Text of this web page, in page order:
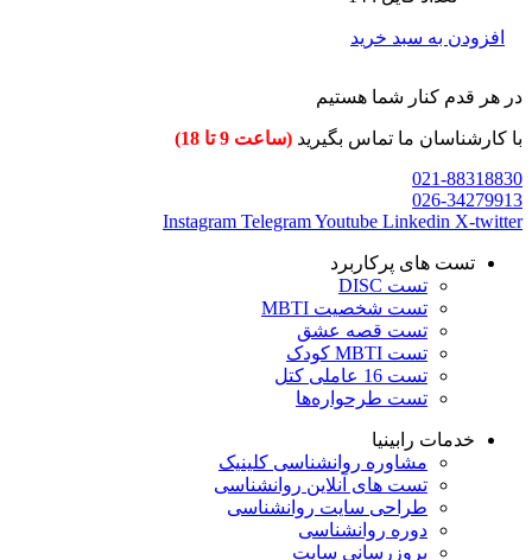
افزودن به سبد خرید
در هر قدم کنار شما هستیم
با کارشناسان ما تماس بگیرید (ساعت 9 تا 18)
021-88318830
026-34279913
Instagram TelegramYoutube Linkedin X-twitter
تست های پرکاربرد
تست DISC
تست شخصیت MBTI
تست قصه عشق
تست MBTI کودک
تست 16 عاملی کتل
تست طرحواره‌ها
خدمات رابینیا
مشاوره روانشناسی کلینیک
تست های آنلاین روانشناسی
طراحی سایت روانشناسی
دوره روانشناسی
بروزرسانی سایت